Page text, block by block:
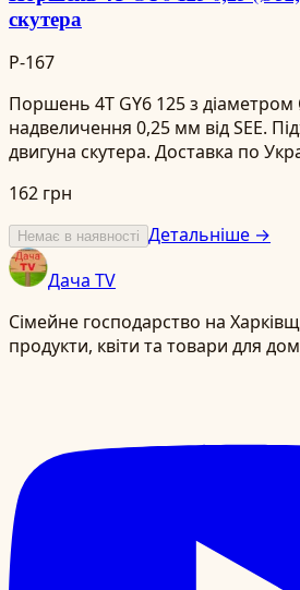
скутера
P-167
Поршень 4T GY6 125 з
надвеличення 0,25 мм від SEE.
двигуна скутера. Доставка по
162 грн
Немає в наявності Детальніше →
Дача TV
Сімейне господарство на
продукти, квіти та товари для